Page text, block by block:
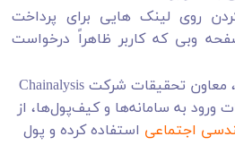
روی لینک هایی برای پرداخت
وبی که کاربر ظاهراً درخواست
با توجه به نظر ارین پلانت، معاون تحقیقات شرکت Chainalysis
ورود به سامانه‌ها و کیف‌پول‌ها، از
اجتماعی استفاده کرده و پول